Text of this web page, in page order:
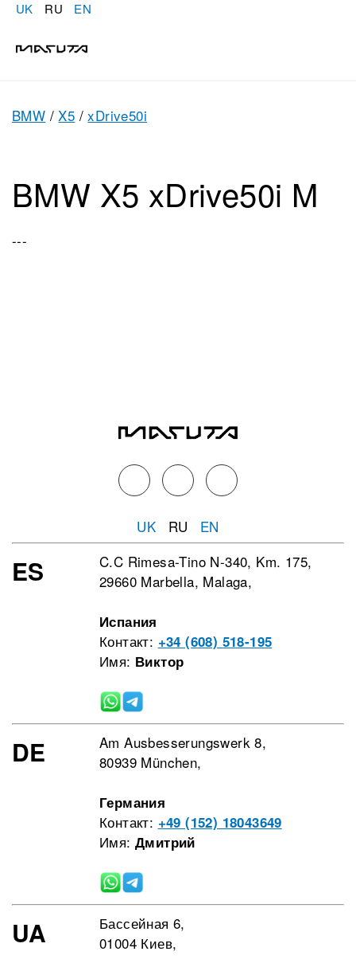
UK RU EN
BMW / X5 / xDrive50i
BMW X5 xDrive50i M
---
UK RU EN
ES
C.C Rimesa-Tino N-340, Km. 175,
29660 Marbella, Malaga,
Испания
Контакт: +34 (608) 518-195
Имя: Виктор
DE
Am Ausbesserungswerk 8,
80939 München,
Германия
Контакт: +49 (152) 18043649
Имя: Дмитрий
UA
Бассейная 6,
01004 Киев,